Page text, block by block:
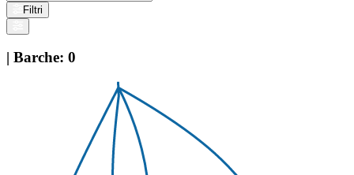
Filtri
| Barche: 0